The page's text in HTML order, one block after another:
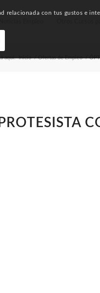
aquí: Inicio / Ofertas de Empleo /
con tus gustos e